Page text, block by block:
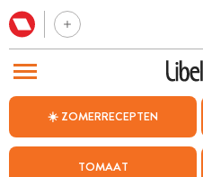
☀️ ZOMERRECEPTEN
TOMAAT
BEZOEK ONZE ANDERE WEBSITES